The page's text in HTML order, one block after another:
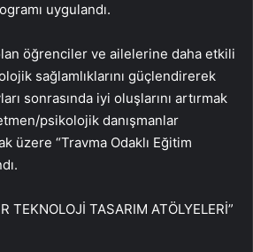
uygulandı.
öğrenciler ve ailelerine daha etkili
sağlamlıklarını güçlendirerek
sonrasında iyi oluşlarını artırmak
psikolojik danışmanlar
üzere “Travma Odaklı Eğitim
TEKNOLOJİ TASARIM ATÖLYELERİ”